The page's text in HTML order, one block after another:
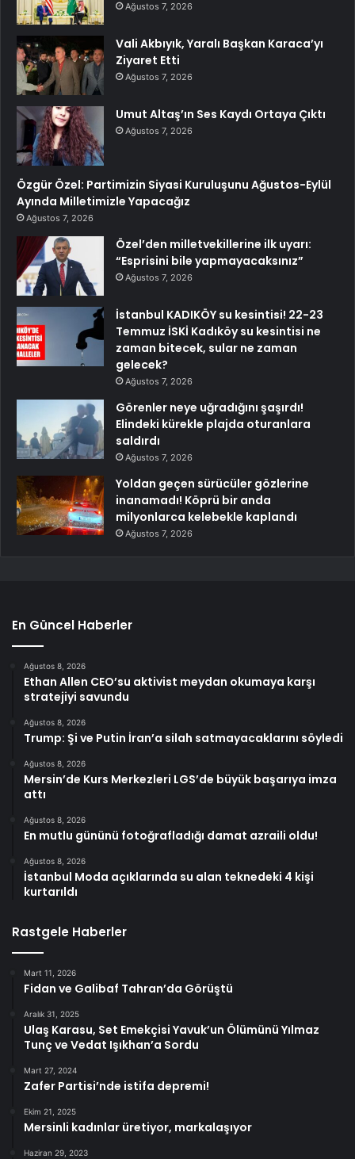
Ağustos 7, 2026
Vali Akbıyık, Yaralı Başkan Karaca’yı
Ziyaret Etti
Ağustos 7, 2026
Umut Altaş’ın Ses Kaydı Ortaya Çıktı
Ağustos 7, 2026
Özgür Özel: Partimizin Siyasi Kuruluşunu Ağustos-Eylül
Ayında Milletimizle Yapacağız
Ağustos 7, 2026
Özel’den milletvekillerine ilk uyarı:
“Esprisini bile yapmayacaksınız”
Ağustos 7, 2026
İstanbul KADIKÖY su kesintisi! 22-23
Temmuz İSKİ Kadıköy su kesintisi ne
zaman bitecek, sular ne zaman
gelecek?
Ağustos 7, 2026
Görenler neye uğradığını şaşırdı!
Elindeki kürekle plajda oturanlara
saldırdı
Ağustos 7, 2026
Yoldan geçen sürücüler gözlerine
inanamadı! Köprü bir anda
milyonlarca kelebekle kaplandı
Ağustos 7, 2026
En Güncel Haberler
Ağustos 8, 2026
Ethan Allen CEO’su aktivist meydan okumaya karşı
stratejiyi savundu
Ağustos 8, 2026
Trump: Şi ve Putin İran’a silah satmayacaklarını söyledi
Ağustos 8, 2026
Mersin’de Kurs Merkezleri LGS’de büyük başarıya imza
attı
Ağustos 8, 2026
En mutlu gününü fotoğrafladığı damat azraili oldu!
Ağustos 8, 2026
İstanbul Moda açıklarında su alan teknedeki 4 kişi
kurtarıldı
Rastgele Haberler
Mart 11, 2026
Fidan ve Galibaf Tahran’da Görüştü
Aralık 31, 2025
Ulaş Karasu, Set Emekçisi Yavuk’un Ölümünü Yılmaz
Tunç ve Vedat Işıkhan’a Sordu
Mart 27, 2024
Zafer Partisi’nde istifa depremi!
Ekim 21, 2025
Mersinli kadınlar üretiyor, markalaşıyor
Haziran 29, 2023